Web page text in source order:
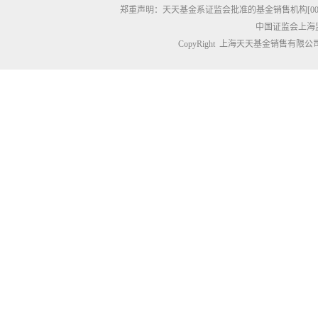
郑重声明： 天天基金系证监会批准的基金销售机构
中国证监会上
CopyRight 上海天天基金销售有限